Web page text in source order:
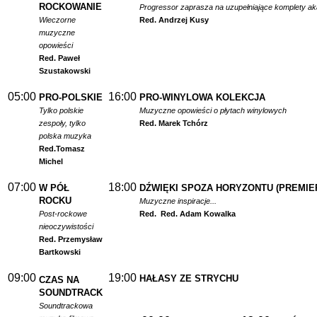
ROCKOWANIE
Wieczorne
muzyczne
opowieści
Red. Paweł
Szustakowski
Progressor zaprasza na uzupełniające komplety
Red. Andrzej Kusy
05:00 PRO-POLSKIE
Tylko polskie
zespoły, tylko
polska muzyka
Red.Tomasz
Michel
16:00 PRO-WINYLOWA KOLEKCJA
Muzyczne opowieści o płytach winylowych
Red. Marek Tchórz
07:00 W PÓŁ
ROCKU
Post-rockowe
nieoczywistości
Red. Przemysław
Bartkowski
18:00 DŹWIĘKI SPOZA HORYZONTU
Muzyczne inspiracje...
Red. Red. Adam Kowalka
09:00 CZAS NA
SOUNDTRACK
Soundtrackowa
19:00 HAŁASY ZE STRYCHU